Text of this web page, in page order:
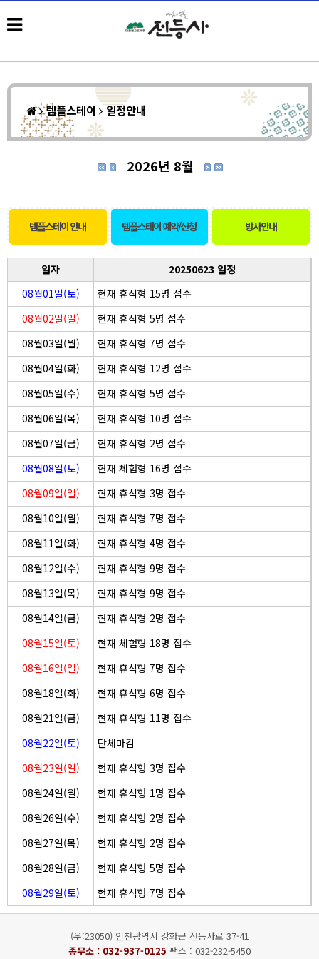
템플스테이 일정안내
2026년 8월
템플스테이 안내 템플스테이 예약/신청 방사안내
일자
20250623 일정
08월01일(토)
현재 휴식형 15명 접수
08월02일(일)
현재 휴식형 5명 접수
08월03일(월)
현재 휴식형 7명 접수
08월04일(화)
현재 휴식형 12명 접수
08월05일(수)
현재 휴식형 5명 접수
08월06일(목)
현재 휴식형 10명 접수
08월07일(금)
현재 휴식형 2명 접수
08월08일(토)
현재 체험형 16명 접수
08월09일(일)
현재 휴식형 3명 접수
08월10일(월)
현재 휴식형 7명 접수
08월11일(화)
현재 휴식형 4명 접수
08월12일(수)
현재 휴식형 9명 접수
08월13일(목)
현재 휴식형 9명 접수
08월14일(금)
현재 휴식형 2명 접수
08월15일(토)
현재 체험형 18명 접수
08월16일(일)
현재 휴식형 7명 접수
08월18일(화)
현재 휴식형 6명 접수
08월21일(금)
현재 휴식형 11명 접수
08월22일(토)
단체마감
08월23일(일)
현재 휴식형 3명 접수
08월24일(월)
현재 휴식형 1명 접수
08월26일(수)
현재 휴식형 2명 접수
08월27일(목)
현재 휴식형 2명 접수
08월28일(금)
현재 휴식형 5명 접수
08월29일(토)
현재 휴식형 7명 접수
(우:23050) 인천광역시 강화군 전등사로 37-41
종무소 : 032-937-0125 팩스 : 032-232-5450